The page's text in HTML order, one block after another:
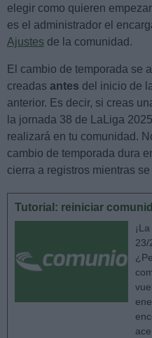
elegir como quieren
es el administrador el
Ajustes de la comunidad.
El cambio de temporada se
creadas antes del inicio de
anterior. Es decir, si creas
la jornada 38 de LaLiga
realizará en tu comunidad.
cambio de temporada dura
cierra a registros mientras
Tutorial: reiniciar
23/